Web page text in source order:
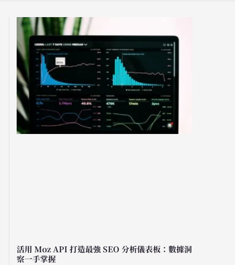
活用 Moz API 打造最強 SEO 分析儀表板：數據洞
察一手掌握